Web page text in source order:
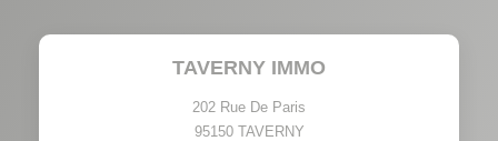
PART DES MÉNAGES SANS
VOITURE
TAVERNY IMMO
202 Rue De Paris
95150 TAVERNY